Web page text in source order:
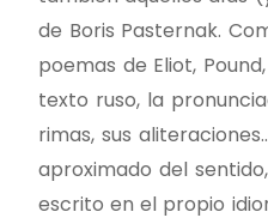
de Boris Pasternak.
poemas de Eliot,
texto ruso, la
rimas, sus
aproximado del
escrito en el propio